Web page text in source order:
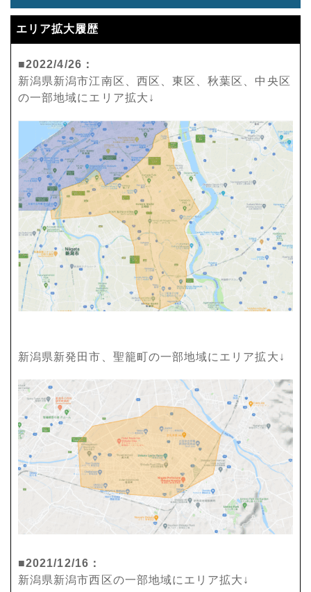
エリア拡大履歴
■2022/4/26：
新潟県新潟市江南区、西区、東区、秋葉区、中央区
の一部地域にエリア拡大↓
新潟県新発田市、聖籠町の一部地域にエリア拡大↓
■2021/12/16：
新潟県新潟市西区の一部地域にエリア拡大↓